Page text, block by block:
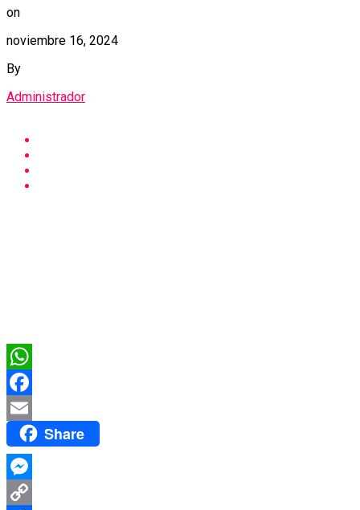
on
noviembre 16, 2024
By
Administrador
WhatsApp
Facebook
Email Share
Messenger